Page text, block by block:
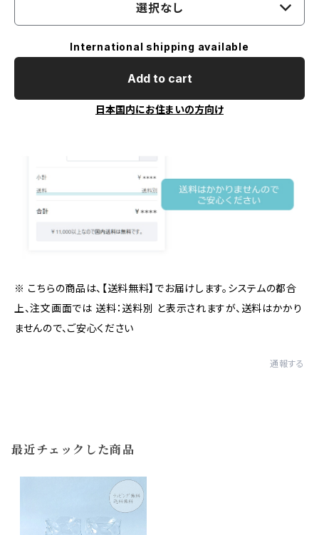
選択なし
International shipping available
Add to cart
日本国内にお住まいの方向け
※ こちらの商品は、【送料無料】でお届けします。システムの都合
上、注文画面では 送料：送料別 と表示されますが、送料はかかり
ませんので、ご安心ください
通報する
最近チェックした商品